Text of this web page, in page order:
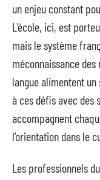
un enjeu constant
L’école, ici, est
mais le système
méconnaissance
langue alimentent un
à ces défis avec
accompagnent
l’orientation dans le
Les professionnels